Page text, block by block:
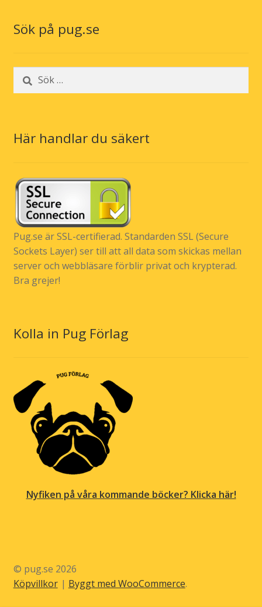
Sök på pug.se
Sök
efter:
Här handlar du säkert
Pug.se är SSL-certifierad. Standarden SSL (Secure
Sockets Layer) ser till att all data som skickas mellan
server och webbläsare förblir privat och krypterad.
Bra grejer!
Kolla in Pug Förlag
Nyfiken på våra kommande böcker? Klicka här!
© pug.se 2026
Köpvillkor
Byggt med WooCommerce.